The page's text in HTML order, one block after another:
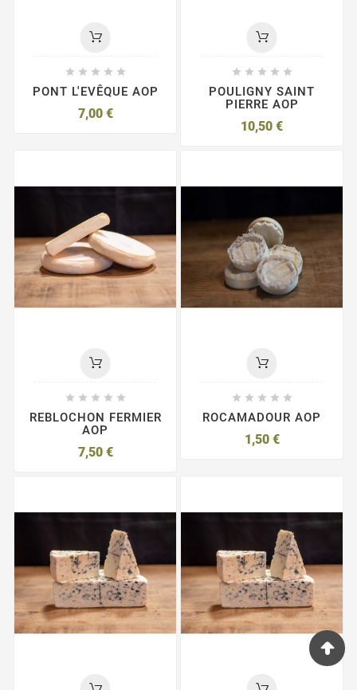
    
PONT L'EVÊQUE AOP
7,00 €
    
POULIGNY SAINT
PIERRE AOP
10,50 €
    
REBLOCHON FERMIER
AOP
7,50 €
    
ROCAMADOUR AOP
1,50 €